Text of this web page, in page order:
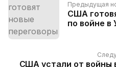
Предыдущая
США
по войне в
США устали от войны